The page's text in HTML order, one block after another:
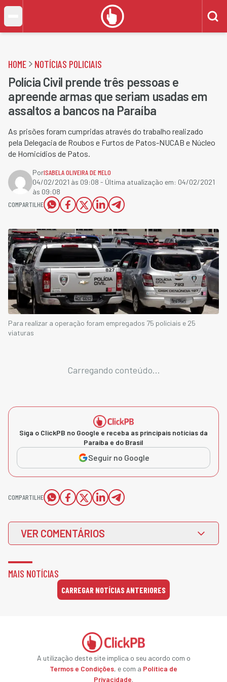
HOME NOTÍCIAS POLICIAIS
Polícia Civil prende três pessoas e
apreende armas que seriam usadas em
assaltos a bancos na Paraíba
As prisões foram cumpridas através do trabalho realizado
pela Delegacia de Roubos e Furtos de Patos-NUCAB e Núcleo
de Homicídios de Patos.
PorISABELA OLIVEIRA DE MELO
04/02/2021 às 09:08 - Última atualização em: 04/02/2021
às 09:08
COMPARTILHE
Para realizar a operação foram empregados 75 policiais e 25
viaturas
Carregando conteúdo...
Siga o ClickPB no Google e receba as principais notícias da
Paraíba e do Brasil
Seguir no Google
COMPARTILHE
VER COMENTÁRIOS
MAIS NOTÍCIAS
CARREGAR NOTÍCIAS ANTERIORES
A utilização deste site implica o seu acordo com o
Termos e Condições, e com a Política de
Privacidade.